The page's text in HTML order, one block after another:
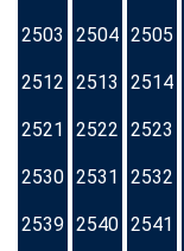
2503 2504 2505
2512 2513 2514
2521 2522 2523
2530 2531 2532
2539 2540 2541